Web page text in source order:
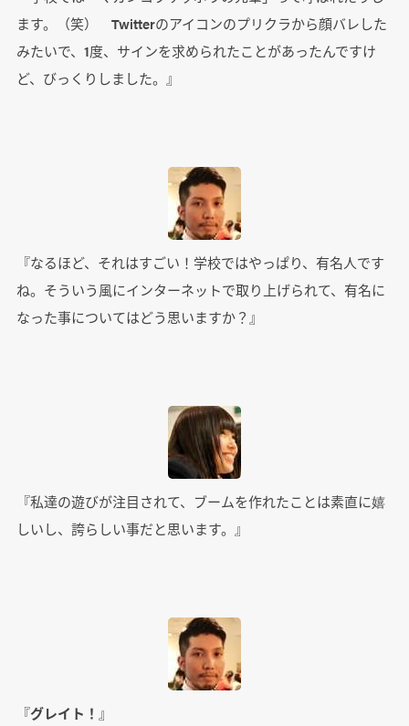
ます。（笑） Twitterのアイコンのプリクラから顔バレした
みたいで、1度、サインを求められたことがあったんですけ
ど、びっくりしました。』
『なるほど、それはすごい！学校ではやっぱり、有名人です
ね。そういう風にインターネットで取り上げられて、有名に
なった事についてはどう思いますか？』
『私達の遊びが注目されて、ブームを作れたことは素直に嬉
しいし、誇らしい事だと思います。』
『グレイト！ 』